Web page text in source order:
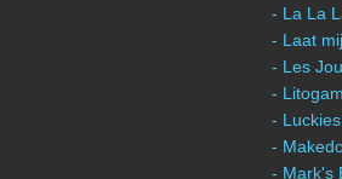
- La La
- Laat
- Les
-
- Luckies
-
- Mark's